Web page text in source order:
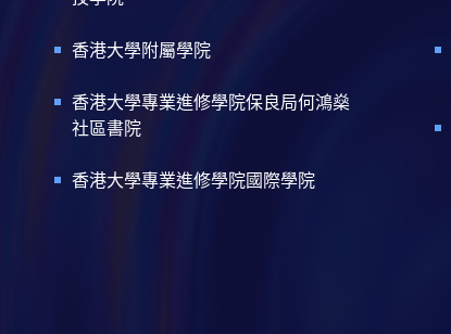
香港大學附屬學院
香港大學專業進修學院保良局何鴻燊
社區書院
香港大學專業進修學院國際學院